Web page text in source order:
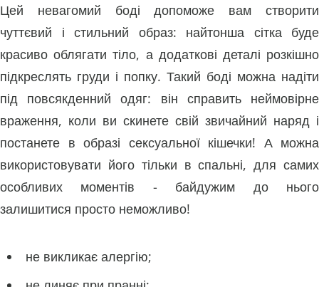
Цей невагомий боді допоможе вам створити
чуттєвий і стильний образ: найтонша сітка буде
красиво облягати тіло, а додаткові деталі розкішно
підкреслять груди і попку. Такий боді можна надіти
під повсякденний одяг: він справить неймовірне
враження, коли ви скинете свій звичайний наряд і
постанете в образі сексуальної кішечки! А можна
використовувати його тільки в спальні, для самих
особливих моментів - байдужим до нього
залишитися просто неможливо!
не викликає алергію;